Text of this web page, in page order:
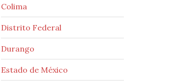
Colima
Distrito Federal
Durango
Estado de México